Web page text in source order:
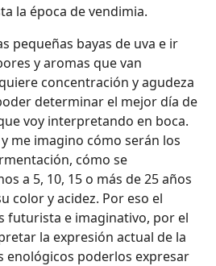
la época de vendimia.
pequeñas bayas de uva e ir
y aromas que van
concentración y agudeza
determinar el mejor día de
voy interpretando en boca.
me imagino cómo serán los
cómo se
a 5, 10, 15 o más de 25 años
color y acidez. Por eso el
futurista e imaginativo, por el
la expresión actual de la
enológicos poderlos expresar